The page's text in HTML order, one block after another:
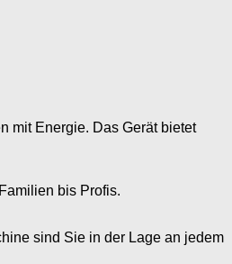
mit Energie. Das Gerät bietet
bis Profis.
sind Sie in der Lage an jedem